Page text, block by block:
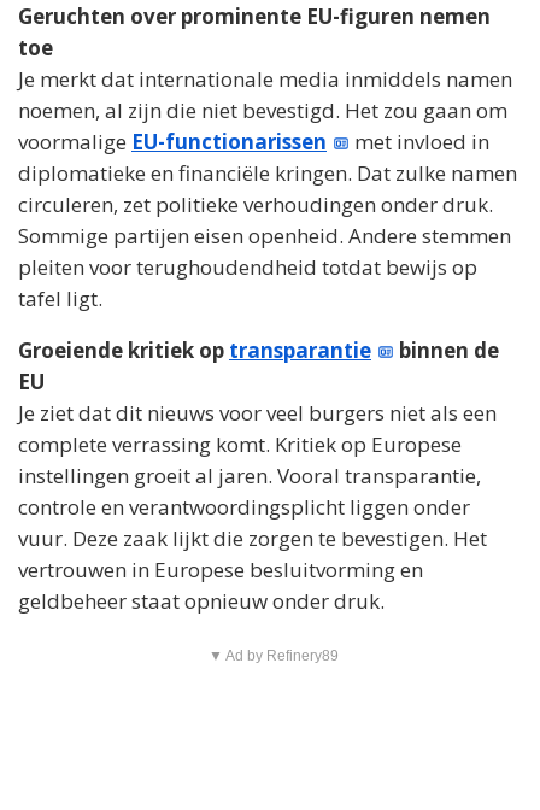
Geruchten over prominente EU-figuren nemen
toe
Je merkt dat internationale media inmiddels namen
noemen, al zijn die niet bevestigd. Het zou gaan om
voormalige EU-functionarissen
met invloed in
diplomatieke en financiële kringen. Dat zulke namen
circuleren, zet politieke verhoudingen onder druk.
Sommige partijen eisen openheid. Andere stemmen
pleiten voor terughoudendheid totdat bewijs op
tafel ligt.
Groeiende kritiek op transparantie
binnen de
EU
Je ziet dat dit nieuws voor veel burgers niet als een
complete verrassing komt. Kritiek op Europese
instellingen groeit al jaren. Vooral transparantie,
controle en verantwoordingsplicht liggen onder
vuur. Deze zaak lijkt die zorgen te bevestigen. Het
vertrouwen in Europese besluitvorming en
geldbeheer staat opnieuw onder druk.
▼ Ad by Refinery89